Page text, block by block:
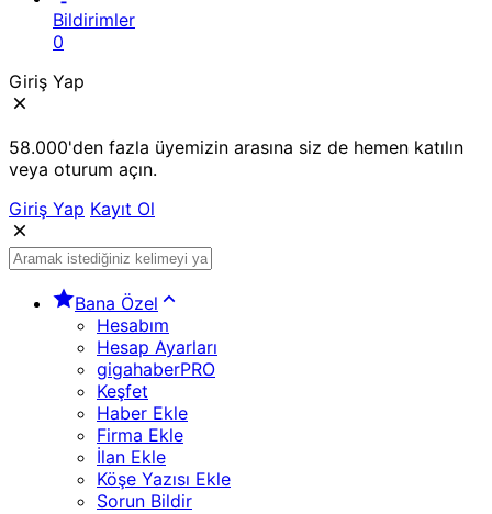
Bildirimler
0
Giriş Yap
58.000'den fazla üyemizin arasına siz de hemen katılın
veya oturum açın.
Giriş Yap Kayıt Ol
Bana Özel
Hesabım
Hesap Ayarları
gigahaberPRO
Keşfet
Haber Ekle
Firma Ekle
İlan Ekle
Köşe Yazısı Ekle
Sorun Bildir